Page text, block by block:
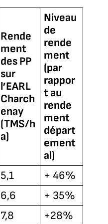
Rende
ment
des PP
sur
l’EARL
Charch
enay
(TMS/h
a)
Niveau
de
rende
ment
(par
rappor
t au
rende
ment
départ
ement
al)
5,1
+ 46%
6,6
+ 35%
7,8 +28%